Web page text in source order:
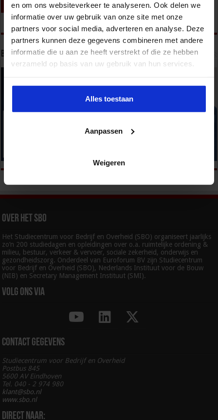
en om ons websiteverkeer te analyseren. Ook delen we
informatie over uw gebruik van onze site met onze
partners voor social media, adverteren en analyse. Deze
partners kunnen deze gegevens combineren met andere
informatie die u aan ze heeft verstrekt of die ze hebben
verzameld op basis van uw gebruik van hun services.
Alles toestaan
Aanpassen
Weigeren
Bekijk onze opleidingen
Over het SBO
Het Studiecentrum voor Bedrijf en Overheid (SBO) organiseert jaarlijks
zo’n 200 studiedagen en opleidingen over o.a. ruimtelijke ordening &
milieu, bestuur, verkeer & vervoer, sociale zekerheid, onderwijs en
gezondheidszorg. Onderdeel van Euroforum BV zijn Studiecentrum
voor Bedrijf en Overheid (SBO), Nederlands Instituut voor de Bouw
(NIB) en Secretary Management Instituut (SMI).
Volg ons via
Contact gegevens
Studiecentrum voor Bedrijf en Overheid
Postbus 845
5600 AV Eindhoven
Tel. 040 - 2 974 980
klant@sbo.nl
www.sbo.nl
Direct naar: